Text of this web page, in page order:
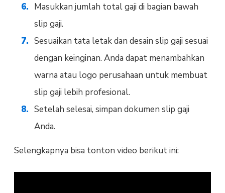
Masukkan jumlah total gaji di bagian bawah
slip gaji.
Sesuaikan tata letak dan desain slip gaji sesuai
dengan keinginan. Anda dapat menambahkan
warna atau logo perusahaan untuk membuat
slip gaji lebih profesional.
Setelah selesai, simpan dokumen slip gaji
Anda.
Selengkapnya bisa tonton video berikut ini: